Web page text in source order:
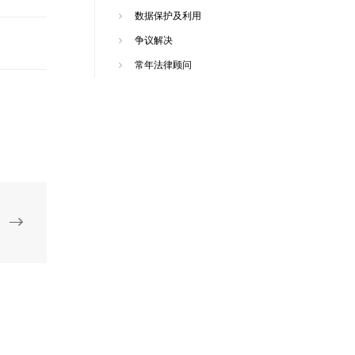
数据保护及利用
争议解决
常年法律顾问